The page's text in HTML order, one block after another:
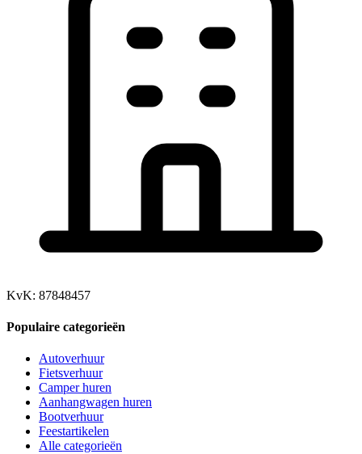
KvK: 87848457
Populaire categorieën
Autoverhuur
Fietsverhuur
Camper huren
Aanhangwagen huren
Bootverhuur
Feestartikelen
Alle categorieën